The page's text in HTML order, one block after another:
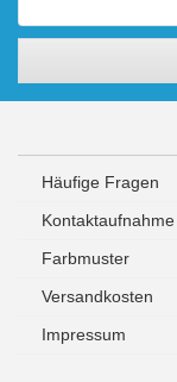
Häufige Fragen
Kontaktaufnahme
Farbmuster
Versandkosten
Impressum